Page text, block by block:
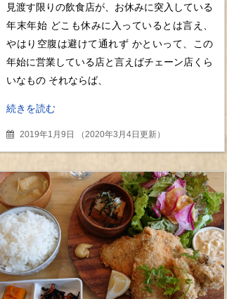
ズトマトロースカツ定食
見渡す限りの飲食店が、お休みに突入している
年末年始 どこも休みに入っているとは言え、
やはり空腹は避けて通れず かといって、この
年始に営業している店と言えばチェーン店くら
いなもの それならば、
続きを読む
2019年1月9日 （2020年3月4日更新）